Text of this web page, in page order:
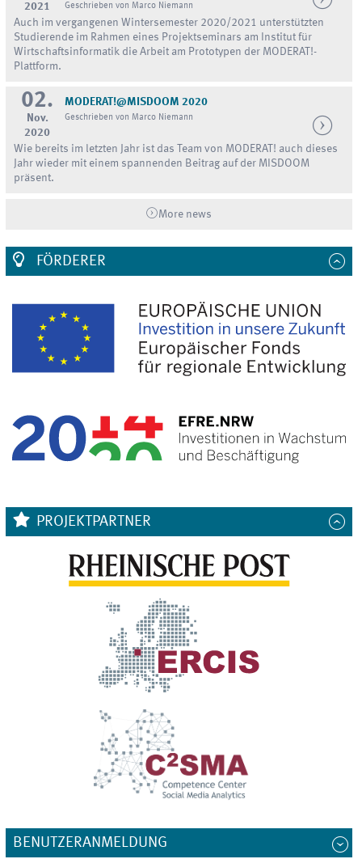
2021
Geschrieben von Marco Niemann
Auch im vergangenen Wintersemester 2020/2021 unterstützten
Studierende im Rahmen eines Projektseminars am Institut für
Wirtschaftsinformatik die Arbeit am Prototypen der MODERAT!-
Plattform.
02.
Nov.
2020
MODERAT!@MISDOOM 2020
Geschrieben von Marco Niemann
Wie bereits im letzten Jahr ist das Team von MODERAT! auch dieses
Jahr wieder mit einem spannenden Beitrag auf der MISDOOM
präsent.
More news
FÖRDERER
PROJEKTPARTNER
BENUTZERANMELDUNG